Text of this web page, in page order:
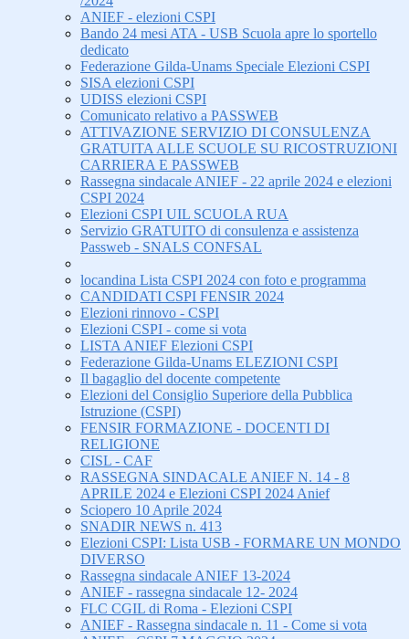
ANIEF - elezioni CSPI
Bando 24 mesi ATA - USB Scuola apre lo sportello
dedicato
Federazione Gilda-Unams Speciale Elezioni CSPI
SISA elezioni CSPI
UDISS elezioni CSPI
Comunicato relativo a PASSWEB
ATTIVAZIONE SERVIZIO DI CONSULENZA
GRATUITA ALLE SCUOLE SU RICOSTRUZIONI
CARRIERA E PASSWEB
Rassegna sindacale ANIEF - 22 aprile 2024 e elezioni
CSPI 2024
Elezioni CSPI UIL SCUOLA RUA
Servizio GRATUITO di consulenza e assistenza
Passweb - SNALS CONFSAL
locandina Lista CSPI 2024 con foto e programma
CANDIDATI CSPI FENSIR 2024
Elezioni rinnovo - CSPI
Elezioni CSPI - come si vota
LISTA ANIEF Elezioni CSPI
Federazione Gilda-Unams ELEZIONI CSPI
Il bagaglio del docente competente
Elezioni del Consiglio Superiore della Pubblica
Istruzione (CSPI)
FENSIR FORMAZIONE - DOCENTI DI
RELIGIONE
CISL - CAF
RASSEGNA SINDACALE ANIEF N. 14 - 8
APRILE 2024 e Elezioni CSPI 2024 Anief
Sciopero 10 Aprile 2024
SNADIR NEWS n. 413
Elezioni CSPI: Lista USB - FORMARE UN MONDO
DIVERSO
Rassegna sindacale ANIEF 13-2024
ANIEF - rassegna sindacale 12- 2024
FLC CGIL di Roma - Elezioni CSPI
ANIEF - Rassegna sindacale n. 11 - Come si vota